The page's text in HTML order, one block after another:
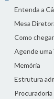
Entenda a
Mesa
Como chegar
Agende uma
Memória
Estrutura